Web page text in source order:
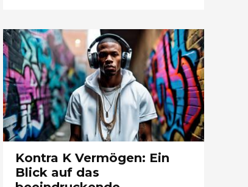
Kontra K Vermögen: Ein
Blick auf das